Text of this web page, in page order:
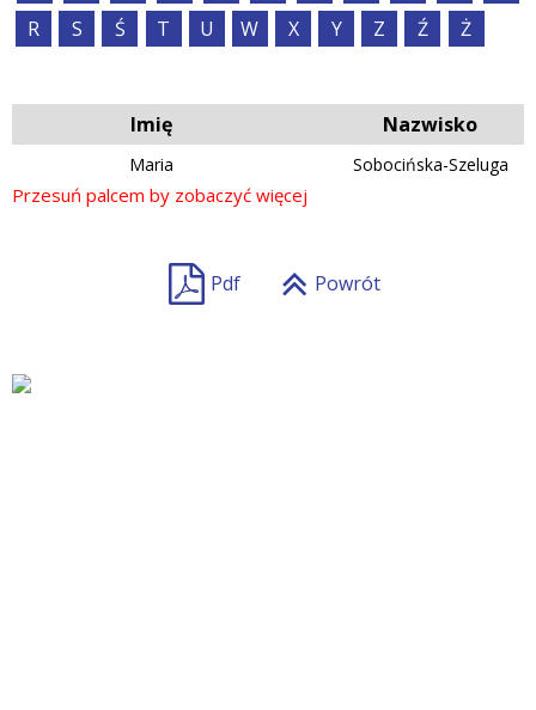
R
S Ś T U W X Y Z Ź Ż
Imię Nazwisko
Maria Sobocińska-Szeluga
Pdf Powrót